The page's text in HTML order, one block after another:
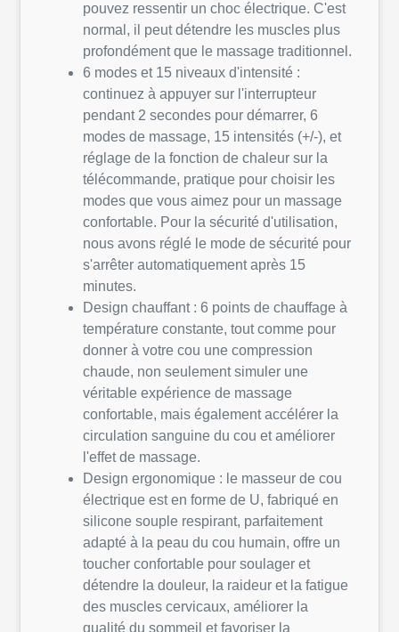
pouvez ressentir un choc électrique. C'est
normal, il peut détendre les muscles plus
profondément que le massage traditionnel.
6 modes et 15 niveaux d'intensité :
continuez à appuyer sur l'interrupteur
pendant 2 secondes pour démarrer, 6
modes de massage, 15 intensités (+/-), et
réglage de la fonction de chaleur sur la
télécommande, pratique pour choisir les
modes que vous aimez pour un massage
confortable. Pour la sécurité d'utilisation,
nous avons réglé le mode de sécurité pour
s'arrêter automatiquement après 15
minutes.
Design chauffant : 6 points de chauffage à
température constante, tout comme pour
donner à votre cou une compression
chaude, non seulement simuler une
véritable expérience de massage
confortable, mais également accélérer la
circulation sanguine du cou et améliorer
l'effet de massage.
Design ergonomique : le masseur de cou
électrique est en forme de U, fabriqué en
silicone souple respirant, parfaitement
adapté à la peau du cou humain, offre un
toucher confortable pour soulager et
détendre la douleur, la raideur et la fatigue
des muscles cervicaux, améliorer la
qualité du sommeil et favoriser la